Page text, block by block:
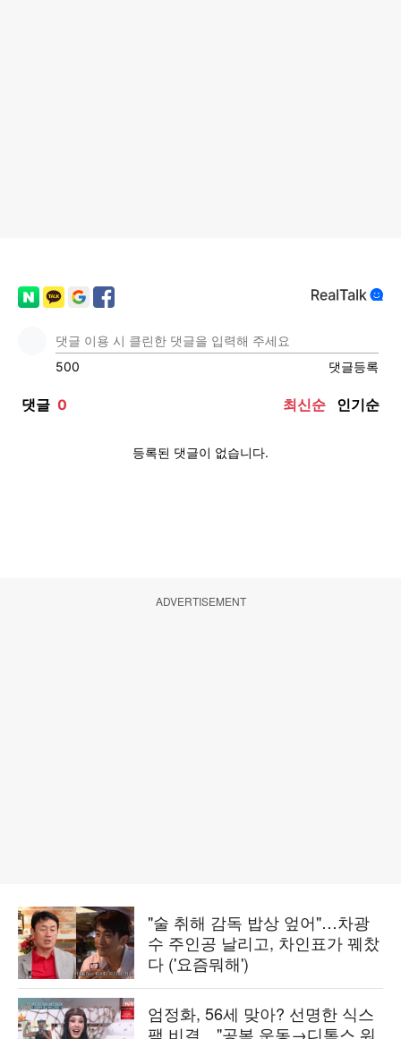
ADVERTISEMENT
"술 취해 감독 밥상 엎어"…차광
수 주인공 날리고, 차인표가 꿰찼
다 ('요즘뭐해')
엄정화, 56세 맞아? 선명한 식스
팩 비결…"공복 운동→디톡스 워